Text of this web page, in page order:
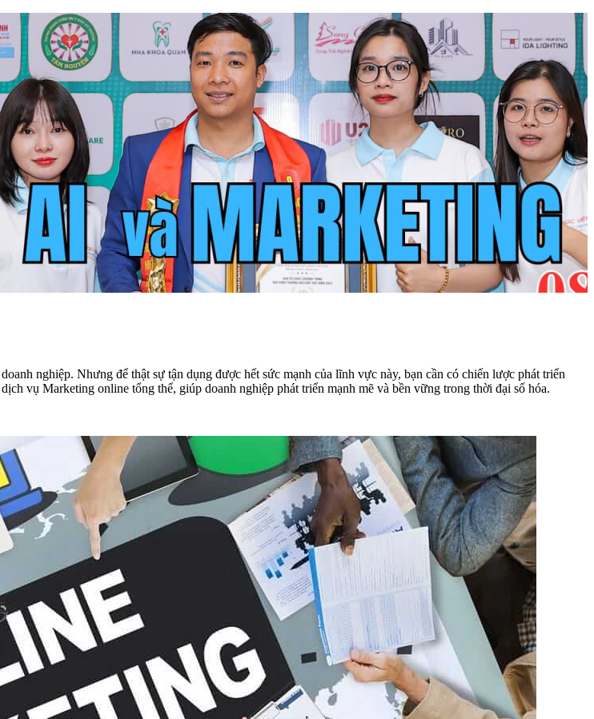
nghiệp. Nhưng để thật sự tận dụng được hết sức mạnh của lĩnh vực này, bạn cần có chiến lược phát triển
vụ Marketing online tổng thể, giúp doanh nghiệp phát triển mạnh mẽ và bền vững trong thời đại số hóa.